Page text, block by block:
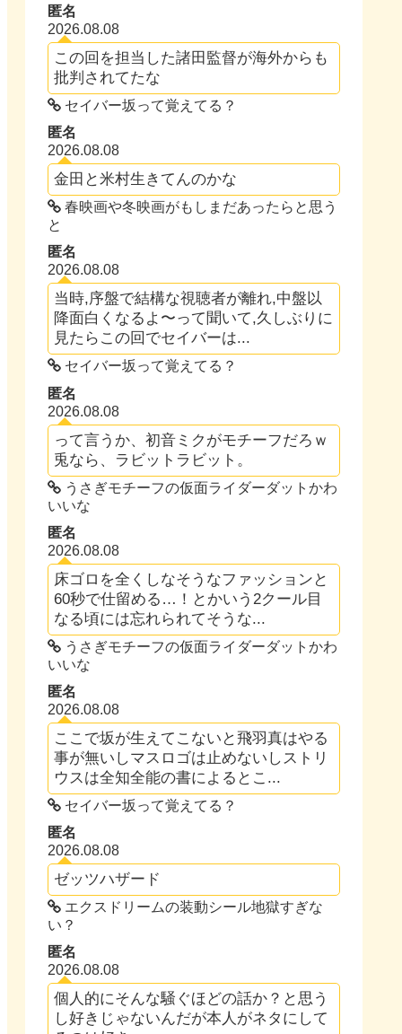
匿名
2026.08.08
この回を担当した諸田監督が海外からも
批判されてたな
セイバー坂って覚えてる？
匿名
2026.08.08
金田と米村生きてんのかな
春映画や冬映画がもしまだあったらと思う
と
匿名
2026.08.08
当時,序盤で結構な視聴者が離れ,中盤以
降面白くなるよ〜って聞いて,久しぶりに
見たらこの回でセイバーは...
セイバー坂って覚えてる？
匿名
2026.08.08
って言うか、初音ミクがモチーフだろｗ
兎なら、ラビットラビット。
うさぎモチーフの仮面ライダーダットかわ
いいな
匿名
2026.08.08
床ゴロを全くしなそうなファッションと
60秒で仕留める…！とかいう2クール目
なる頃には忘れられてそうな...
うさぎモチーフの仮面ライダーダットかわ
いいな
匿名
2026.08.08
ここで坂が生えてこないと飛羽真はやる
事が無いしマスロゴは止めないしストリ
ウスは全知全能の書によるとこ...
セイバー坂って覚えてる？
匿名
2026.08.08
ゼッツハザード
エクスドリームの装動シール地獄すぎな
い？
匿名
2026.08.08
個人的にそんな騒ぐほどの話か？と思う
し好きじゃないんだが本人がネタにして